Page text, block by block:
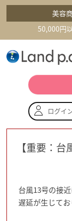
美容
50,000円
ログイ
【重要：
台風13号の接
遅延が生じて